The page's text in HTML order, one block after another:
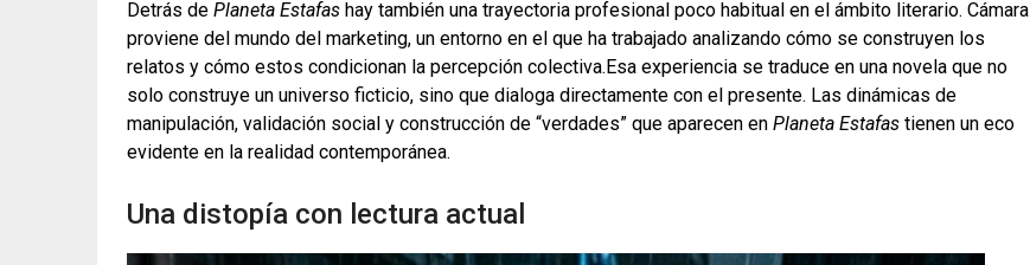
Detrás de Planeta Estafas hay también una trayectoria profesional poco habitual en el ámbito literario. Cámara
proviene del mundo del marketing, un entorno en el que ha trabajado analizando cómo se construyen los
relatos y cómo estos condicionan la percepción colectiva.Esa experiencia se traduce en una novela que no
solo construye un universo ficticio, sino que dialoga directamente con el presente. Las dinámicas de
manipulación, validación social y construcción de “verdades” que aparecen en Planeta Estafas tienen un eco
evidente en la realidad contemporánea.
Una distopía con lectura actual